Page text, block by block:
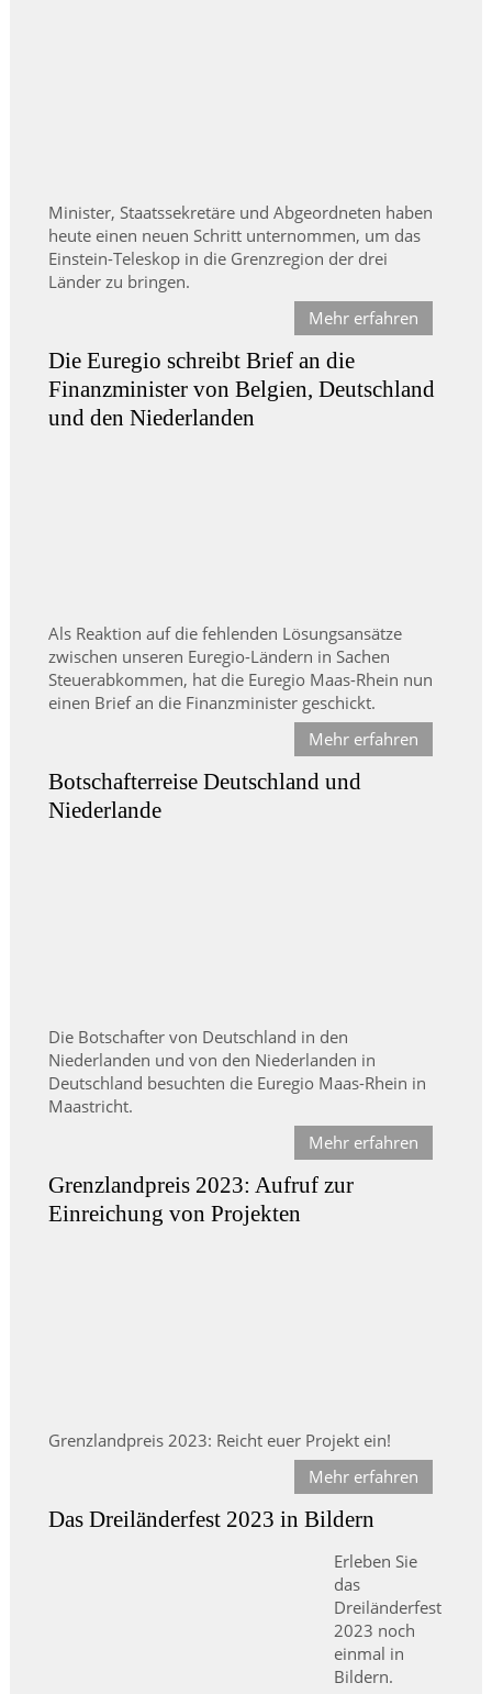
Minister, Staatssekretäre und Abgeordneten haben
heute einen neuen Schritt unternommen, um das
Einstein-Teleskop in die Grenzregion der drei
Länder zu bringen.
Mehr erfahren
Die Euregio schreibt Brief an die
Finanzminister von Belgien, Deutschland
und den Niederlanden
Als Reaktion auf die fehlenden Lösungsansätze
zwischen unseren Euregio-Ländern in Sachen
Steuerabkommen, hat die Euregio Maas-Rhein nun
einen Brief an die Finanzminister geschickt.
Mehr erfahren
Botschafterreise Deutschland und
Niederlande
Die Botschafter von Deutschland in den
Niederlanden und von den Niederlanden in
Deutschland besuchten die Euregio Maas-Rhein in
Maastricht.
Mehr erfahren
Grenzlandpreis 2023: Aufruf zur
Einreichung von Projekten
Grenzlandpreis 2023: Reicht euer Projekt ein!
Mehr erfahren
Das Dreiländerfest 2023 in Bildern
Erleben Sie
das
Dreiländerfest
2023 noch
einmal in
Bildern.